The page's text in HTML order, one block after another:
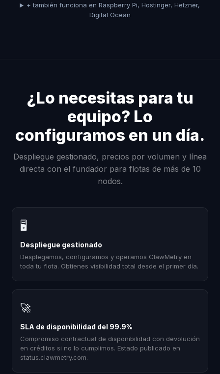
+ también funciona en Raspberry Pi, Hostinger, Hetzner,
Digital Ocean
¿Lo necesitas para tu
equipo? Lo
configuramos en un día.
Despliegue gestionado, precios por volumen y línea
directa con el fundador para flotas de más de 10
nodos.
🖥
Despliegue gestionado
Desplegamos, configuramos y operamos ClawMetry en
toda tu flota. Obtienes visibilidad total desde el primer día.
🚀
SLA de disponibilidad del 99.9%
Compromiso contractual de disponibilidad con devolución
en créditos si no lo cumplimos. Estado publicado en
status.clawmetry.com.